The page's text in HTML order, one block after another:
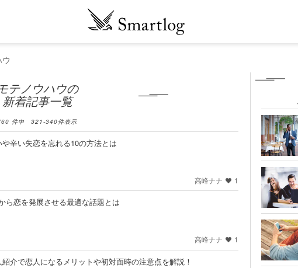
テノウハウの
新着記事一覧
件中 321-340件表示
辛い失恋を忘れる10の方法とは
高峰ナナ 1
ら恋を発展させる最適な話題とは
高峰ナナ 1
介で恋人になるメリットや初対面時の注意点を解説！